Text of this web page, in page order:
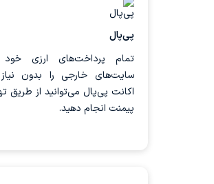
پی‌پال
تمام پرداخت‌های ارزی
سایت‌های خارجی را بدون
اکانت پی‌پال می‌توانید از طریق
پیمنت انجام دهید.
می‌توانید از سایت‌های خارجی
بخرید یا پرداخت‌های دلاری خود را در 7
روز هفته به‌صورت 24 ساعته انجام